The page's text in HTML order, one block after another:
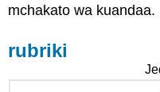
mchakato wa kuandaa.
rubriki